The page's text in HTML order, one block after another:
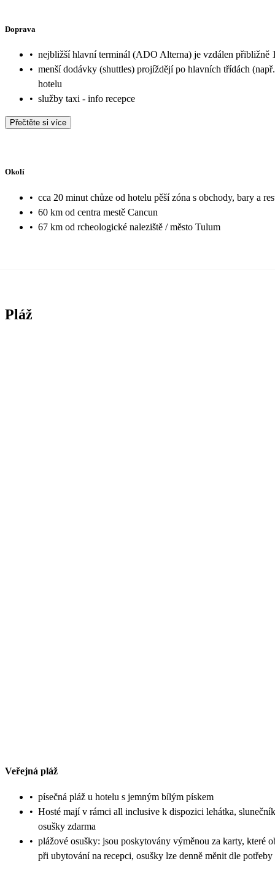
Doprava
• nejbližší hlavní terminál (ADO Alterna) je vzdálen přibližně
• menší dodávky (shuttles) projíždějí po hlavních třídách
hotelu
• služby taxi - info recepce
Přečtěte si více
Okolí
• cca 20 minut chůze od hotelu pěší zóna s obchody, bary a
• 60 km od centra mestě Cancun
• 67 km od rcheologické naleziště / město Tulum
Pláž
Veřejná pláž
• písečná pláž u hotelu s jemným bílým pískem
• Hosté mají v rámci all inclusive k dispozici lehátka,
osušky zdarma
• plážové osušky: jsou poskytovány výměnou za karty, které
při ubytování na recepci, osušky lze denně měnit dle potřeby